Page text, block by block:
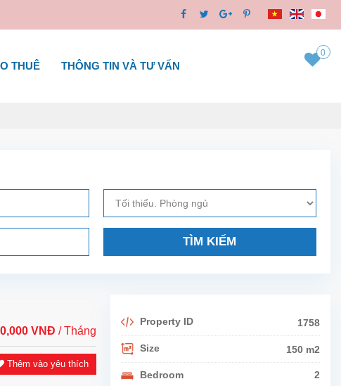
THUÊ THÔNG TIN VÀ TƯ VẤN
0
TÌM KIẾM
VNĐ / Tháng
Thêm vào yêu thích
Property ID 1758
Size 150 m2
Bedroom 2